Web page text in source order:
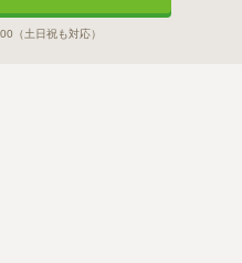
（土日祝も対応）